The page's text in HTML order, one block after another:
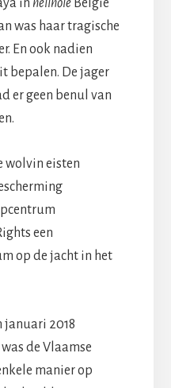
in hellholeBelgië
was haar tragische
En ook nadien
bepalen. De jager
er geen benul van
wolvin eisten
een
op de jacht in het
januari 2018
de Vlaamse
manier op